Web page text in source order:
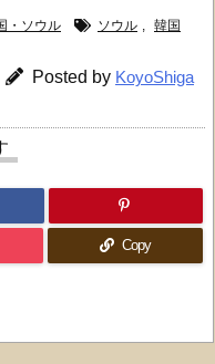
・ソウル ソウル , 韓国
Posted by KoyoShiga
Copy